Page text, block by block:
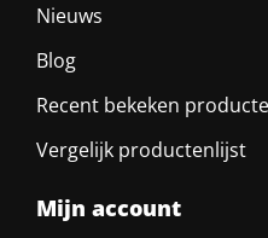
Nieuws
Blog
Recent bekeken
Vergelijk productenlijst
Mijn account